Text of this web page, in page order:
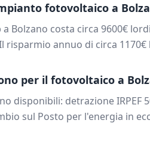
fotovoltaico a
a Bolzano costa circa 9600€
risparmio annuo di circa 1170€
per il fotovoltaico a
disponibili: detrazione IRPEF
sul Posto per l'energia in